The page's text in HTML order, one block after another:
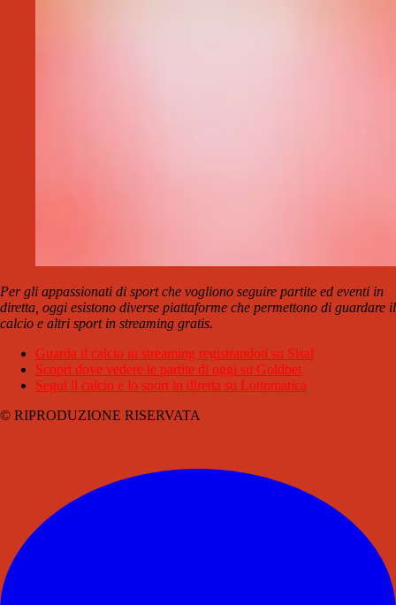
Per gli appassionati di sport che vogliono seguire partite ed eventi in
diretta, oggi esistono diverse piattaforme che permettono di guardare il
calcio e altri sport in streaming gratis.
Guarda il calcio in streaming registrandoti su Sisal
Scopri dove vedere le partite di oggi su Goldbet
Segui il calcio e lo sport in diretta su Lottomatica
© RIPRODUZIONE RISERVATA